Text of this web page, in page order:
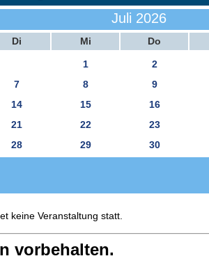
Juli 2026
Di Mi Do
1
2
7 8
9
14 15
16
21 22
23
28 29 30
keine Veranstaltung statt.
vorbehalten.